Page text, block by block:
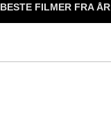
BESTE FILMER FRA ÅR